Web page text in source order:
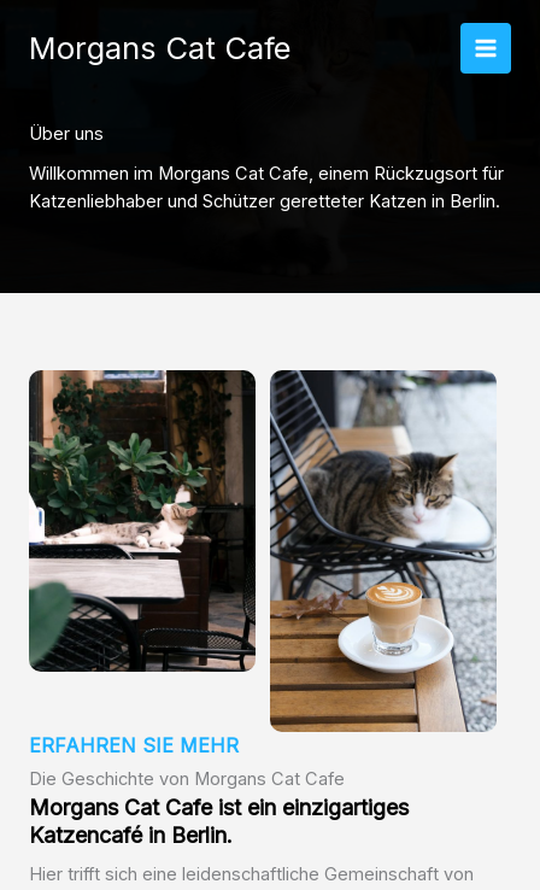
InhaltMorgans Cat Cafe
Über uns
Willkommen im Morgans Cat Cafe, einem Rückzugsort für
Katzenliebhaber und Schützer geretteter Katzen in Berlin.
ERFAHREN SIE MEHR
Die Geschichte von Morgans Cat Cafe
Morgans Cat Cafe ist ein einzigartiges
Katzencafé in Berlin.
Hier trifft sich eine leidenschaftliche Gemeinschaft von